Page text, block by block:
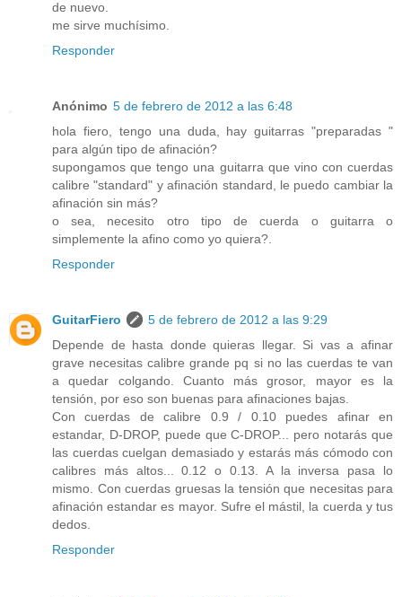
de nuevo.
me sirve muchísimo.
Responder
Anónimo 5 de febrero de 2012 a las 6:48
hola fiero, tengo una duda, hay guitarras "preparadas "
para algún tipo de afinación?
supongamos que tengo una guitarra que vino con cuerdas
calibre "standard" y afinación standard, le puedo cambiar la
afinación sin más?
o sea, necesito otro tipo de cuerda o guitarra o
simplemente la afino como yo quiera?.
Responder
GuitarFiero
5 de febrero de 2012 a las 9:29
Depende de hasta donde quieras llegar. Si vas a afinar
grave necesitas calibre grande pq si no las cuerdas te van
a quedar colgando. Cuanto más grosor, mayor es la
tensión, por eso son buenas para afinaciones bajas.
Con cuerdas de calibre 0.9 / 0.10 puedes afinar en
estandar, D-DROP, puede que C-DROP... pero notarás que
las cuerdas cuelgan demasiado y estarás más cómodo con
calibres más altos... 0.12 o 0.13. A la inversa pasa lo
mismo. Con cuerdas gruesas la tensión que necesitas para
afinación estandar es mayor. Sufre el mástil, la cuerda y tus
dedos.
Responder